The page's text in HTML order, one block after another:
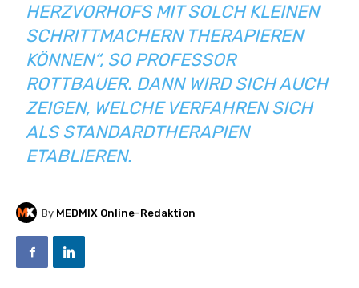
HERZVORHOFS MIT SOLCH KLEINEN
SCHRITTMACHERN THERAPIEREN
KÖNNEN“, SO PROFESSOR
ROTTBAUER. DANN WIRD SICH AUCH
ZEIGEN, WELCHE VERFAHREN SICH
ALS STANDARDTHERAPIEN
ETABLIEREN.
By MEDMIX Online-Redaktion